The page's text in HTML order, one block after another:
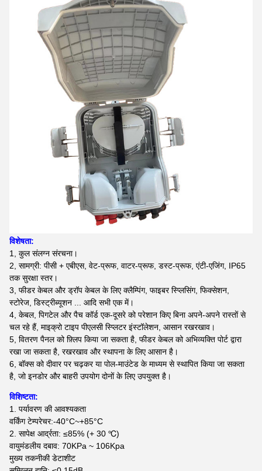
विशेषता:
1, कुल संलग्न संरचना।
2, सामग्री: पीसी + एबीएस, वेट-प्रूफ, वाटर-प्रूफ, डस्ट-प्रूफ, एंटी-एजिंग, IP65
तक सुरक्षा स्तर।
3, फीडर केबल और ड्रॉप केबल के लिए क्लैम्पिंग, फाइबर स्प्लिसिंग, फिक्सेशन,
स्टोरेज, डिस्ट्रीब्यूशन ... आदि सभी एक में।
4, केबल, पिगटेल और पैच कॉर्ड एक-दूसरे को परेशान किए बिना अपने-अपने रास्तों से
चल रहे हैं, माइक्रो टाइप पीएलसी स्प्लिटर इंस्टॉलेशन, आसान रखरखाव।
5, वितरण पैनल को फ़्लिप किया जा सकता है, फीडर केबल को अभिव्यक्ति पोर्ट द्वारा
रखा जा सकता है, रखरखाव और स्थापना के लिए आसान है।
6, बॉक्स को दीवार पर चढ़कर या पोल-माउंटेड के माध्यम से स्थापित किया जा सकता
है, जो इनडोर और बाहरी उपयोग दोनों के लिए उपयुक्त है।
विशिष्टता:
1. पर्यावरण की आवश्यकता
वर्किंग टेम्परेचर:-40°C~+85°C
2. सापेक्ष आर्द्रता: ≤85% (+ 30 ℃)
वायुमंडलीय दबाव: 70KPa ~ 106Kpa
मुख्य तकनीकी डेटाशीट